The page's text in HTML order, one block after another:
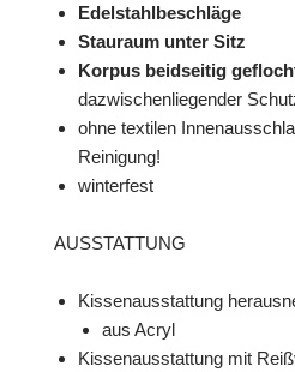
Edelstahlbeschläge
Stauraum unter Sitz
Korpus beidseitig
dazwischenliegender
ohne textilen
Reinigung!
winterfest
AUSSTATTUNG
Kissenausstattung
aus Acryl
Kissenausstattung mit